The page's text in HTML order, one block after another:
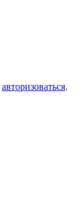
авторизоваться.